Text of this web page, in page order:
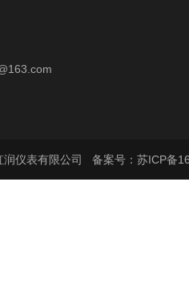
润仪表有限公司 备案号：苏ICP备